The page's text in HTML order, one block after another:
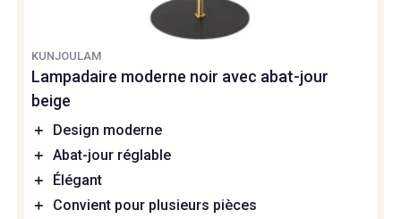
KUNJOULAM
Lampadaire moderne noir avec abat-jour
beige
＋
Design moderne
＋ Abat-jour réglable
＋
Élégant
＋
Convient pour plusieurs pièces